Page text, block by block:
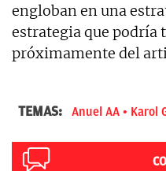
engloban en una
estrategia que podría
próximamente del
TEMAS: Anuel AA Karol